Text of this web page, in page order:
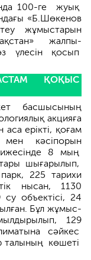
100-ге жуық
«Б.Шөке­нов
жұмыс­тарын
жал­пы­
үлесін қосып
ҚОҚЫС
басшысының
акцияға
ерікті, қоғам
мен кәсіпорын
8 мың
шығарылып,
225 тарихи
нысан, 1130
объектісі, 24
Бұл жұмыс­
129
сәйкес
талы­ның көшеті